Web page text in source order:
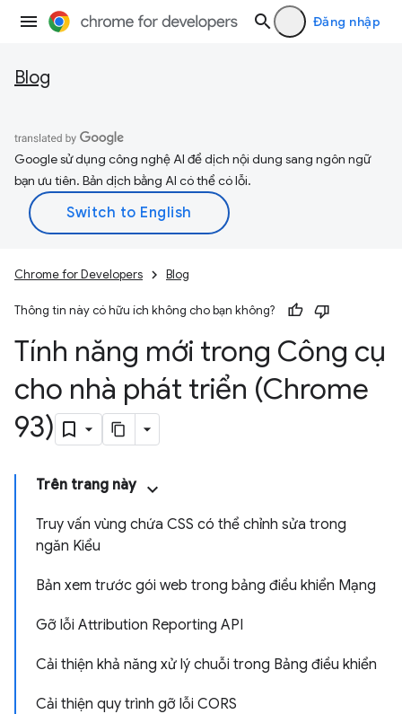
Đăng nhập
Blog
Google sử dụng công nghệ AI để dịch nội dung sang ngôn ngữ
bạn ưu tiên. Bản dịch bằng AI có thể có lỗi.
Chrome for Developers Blog
Thông tin này có hữu ích không cho bạn không?
Tính năng mới trong Công cụ
cho nhà phát triển (Chrome
93)
Trên trang này
Truy vấn vùng chứa CSS có thể chỉnh sửa trong
ngăn Kiểu
Bản xem trước gói web trong bảng điều khiển Mạng
Gỡ lỗi Attribution Reporting API
Cải thiện khả năng xử lý chuỗi trong Bảng điều khiển
Cải thiện quy trình gỡ lỗi CORS